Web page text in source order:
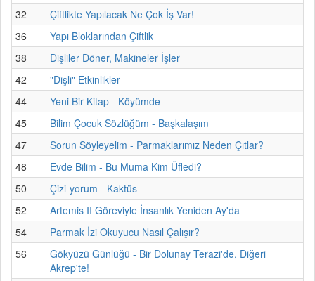
32
Çiftlikte Yapılacak Ne Çok İş Var!
36
Yapı Bloklarından Çiftlik
38
Dişliler Döner, Makineler İşler
42
"Dişli" Etkinlikler
44
Yeni Bir Kitap - Köyümde
45
Bilim Çocuk Sözlüğüm - Başkalaşım
47
Sorun Söyleyelim - Parmaklarımız Neden Çıtlar?
48
Evde Bilim - Bu Muma Kim Üfledi?
50
Çizi-yorum - Kaktüs
52
Artemis II Göreviyle İnsanlık Yeniden Ay'da
54
Parmak İzi Okuyucu Nasıl Çalışır?
56
Gökyüzü Günlüğü - Bir Dolunay Terazi'de, Diğeri
Akrep'te!